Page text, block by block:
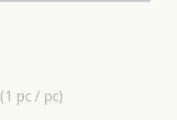
(1 pc / pc)